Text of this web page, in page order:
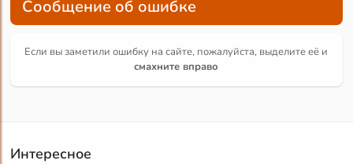
Сообщение об ошибке
Если вы заметили ошибку на сайте, пожалуйста, выделите её и
смахните вправо
Интересное